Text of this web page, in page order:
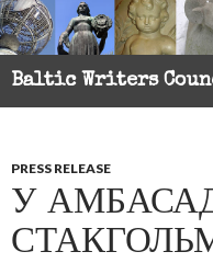
Baltic Writers
Search
PRESS RELEASE
У